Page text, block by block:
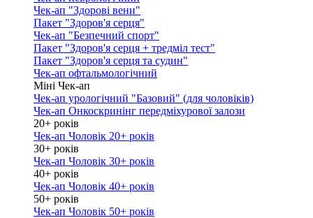
Чек-ап "Здорові вени"
Пакет "Здоров'я серця"
Чек-ап "Безпечний спорт"
Пакет "Здоров'я серця + тредміл тест"
Пакет "Здоров'я серця та судин"
Чек-ап офтальмологічний
Міні Чек-ап
Чек-ап урологічний "Базовий" (для чоловіків)
Чек-ап Онкоскринінг передміхурової залози
20+ років
Чек-ап Чоловік 20+ років
30+ років
Чек-ап Чоловік 30+ років
40+ років
Чек-ап Чоловік 40+ років
50+ років
Чек-ап Чоловік 50+ років